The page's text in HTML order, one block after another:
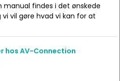
findes i det ønskede
vil gøre hvad vi kan for at
hos AV-Connection